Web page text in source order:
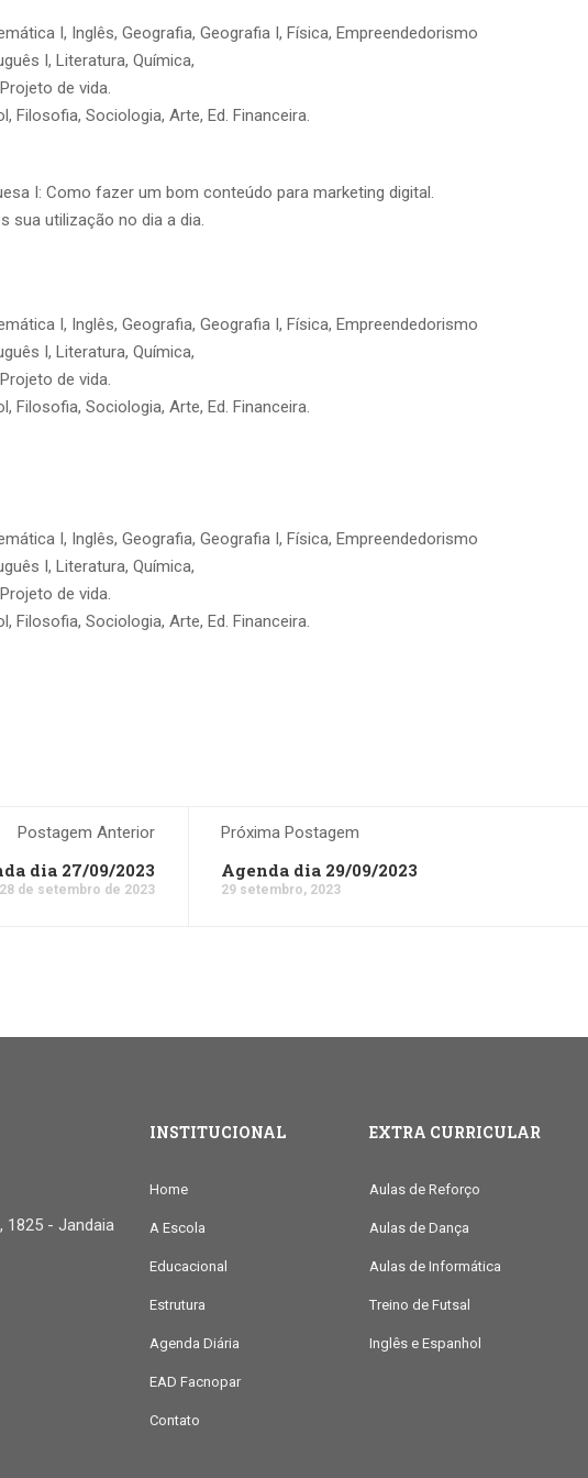
I, Inglês, Geografia, Geografia I, Física, Empreendedorismo
I, Literatura, Química,
de vida.
Filosofia, Sociologia, Arte, Ed. Financeira.
I: Como fazer um bom conteúdo para marketing digital.
sua utilização no dia a dia.
I, Inglês, Geografia, Geografia I, Física, Empreendedorismo
I, Literatura, Química,
de vida.
Filosofia, Sociologia, Arte, Ed. Financeira.
I, Inglês, Geografia, Geografia I, Física, Empreendedorismo
I, Literatura, Química,
de vida.
Filosofia, Sociologia, Arte, Ed. Financeira.
Postagem Anterior
dia 27/09/2023
28 de setembro de 2023
Próxima Postagem
Agenda dia 29/09/2023
29 setembro, 2023
1825 - Jandaia
INSTITUCIONAL
Home
A Escola
Educacional
Estrutura
Agenda Diária
EAD Facnopar
Contato
EXTRA CURRICULAR
Aulas de Reforço
Aulas de Dança
Aulas de Informática
Treino de Futsal
Inglês e Espanhol